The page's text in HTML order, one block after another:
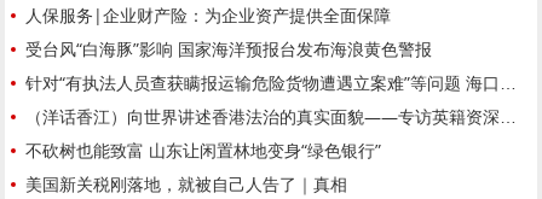
人保服务|企业财产险：为企业资产提供全面保障
受台风“白海豚”影响 国家海洋预报台发布海浪黄色警报
针对“有执法人员查获瞒报运输危险货物遭遇立案难”等问题 海口官方通报
（洋话香江）向世界讲述香港法治的真实面貌——专访英籍资深大律师江乐士
不砍树也能致富 山东让闲置林地变身“绿色银行”
美国新关税刚落地，就被自己人告了｜真相